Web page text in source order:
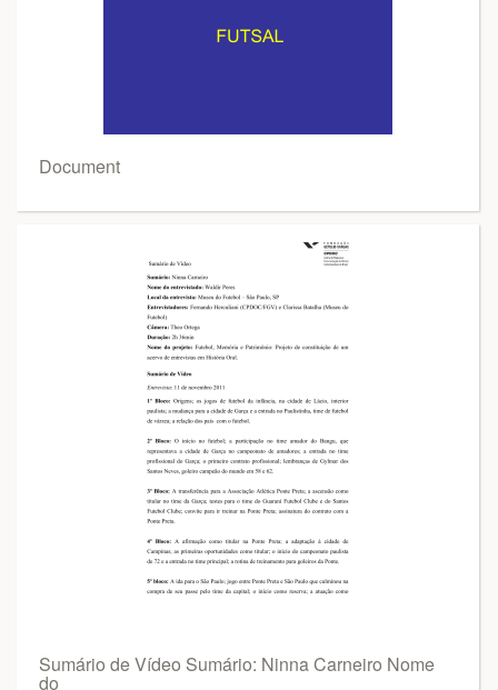
Document
Sumário de Vídeo Sumário: Ninna Carneiro Nome
do